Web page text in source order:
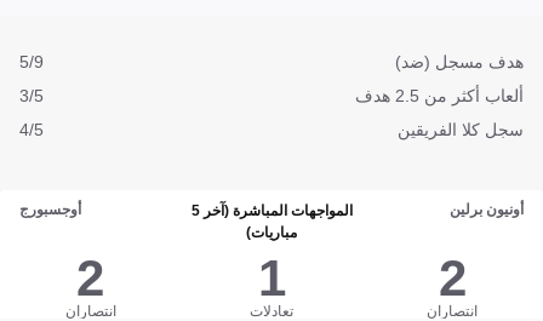
هدف مسجل (ضد)
5/9
ألعاب أكثر من 2.5 هدف
3/5
سجل كلا الفريقين
4/5
أونيون برلين
المواجهات المباشرة (آخر 5
مباريات)
أوجسبورج
2
انتصاران
1
تعادلات
2
انتصاران